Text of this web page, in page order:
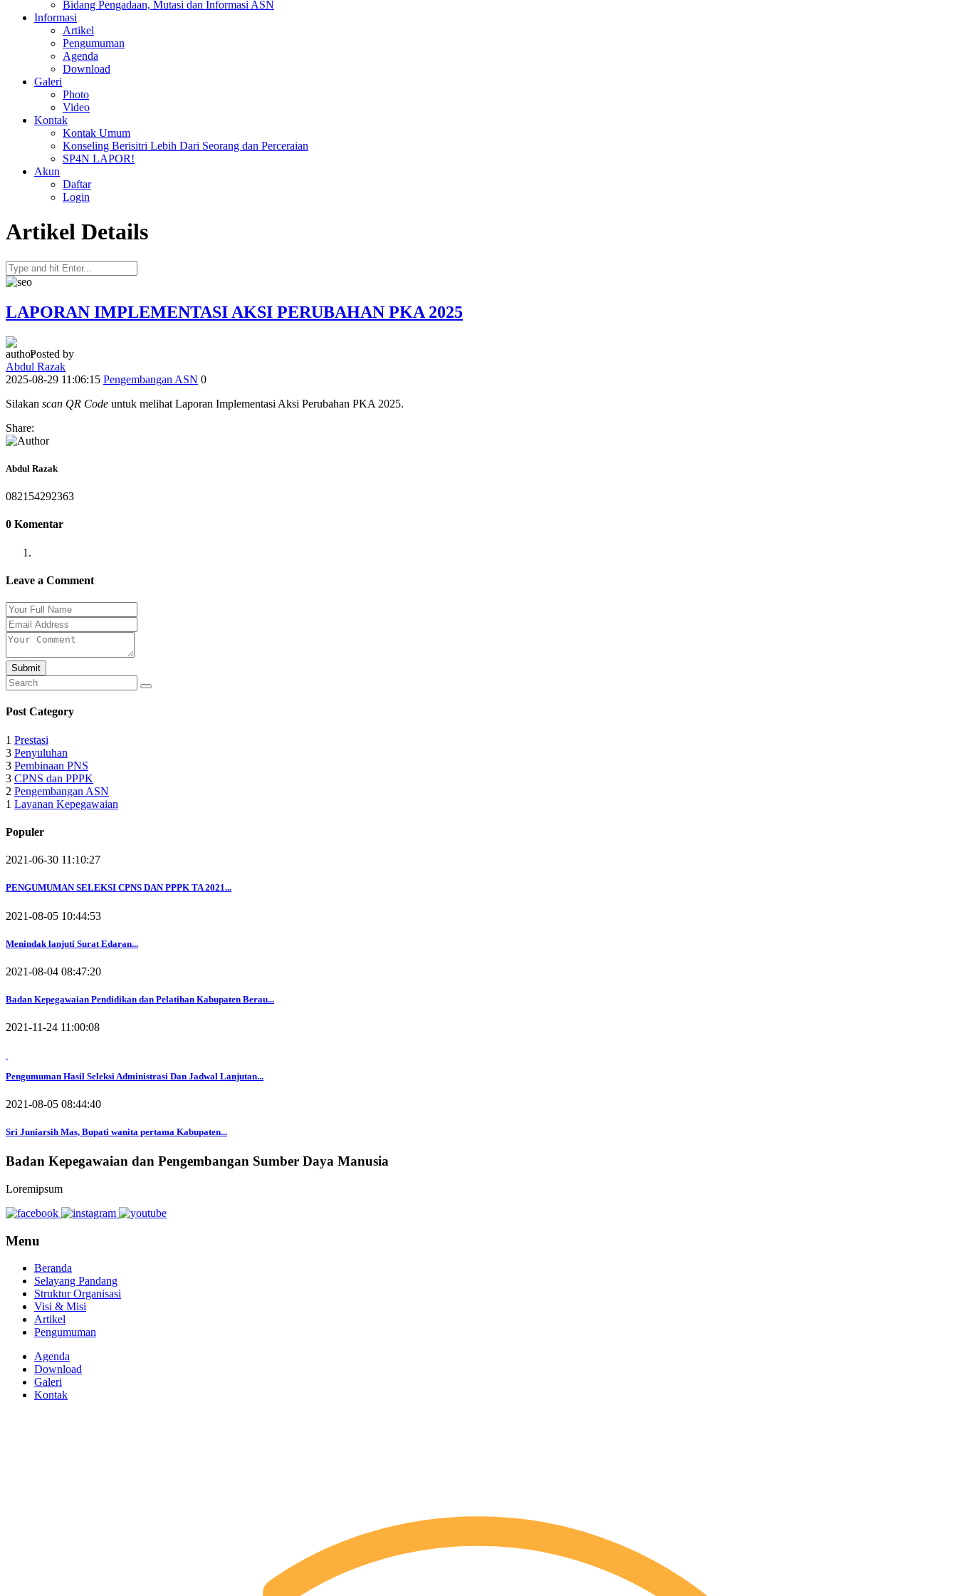
Bidang Pengadaan, Mutasi dan Informasi ASN
Informasi
Artikel
Pengumuman
Agenda
Download
Galeri
Photo
Video
Kontak
Kontak Umum
Konseling Berisitri Lebih Dari Seorang dan Perceraian
SP4N LAPOR!
Akun
Daftar
Login
Artikel Details
LAPORAN IMPLEMENTASI AKSI PERUBAHAN PKA 2025
Posted by
Abdul Razak
2025-08-29 11:06:15 Pengembangan ASN 0
Silakan scan QR Code untuk melihat Laporan Implementasi Aksi Perubahan PKA 2025.
Share:
Abdul Razak
082154292363
0 Komentar
Leave a Comment
Submit
Post Category
1 Prestasi
3 Penyuluhan
3 Pembinaan PNS
3 CPNS dan PPPK
2 Pengembangan ASN
1 Layanan Kepegawaian
Populer
2021-06-30 11:10:27
PENGUMUMAN SELEKSI CPNS DAN PPPK TA 2021...
2021-08-05 10:44:53
Menindak lanjuti Surat Edaran...
2021-08-04 08:47:20
Badan Kepegawaian Pendidikan dan Pelatihan Kabupaten Berau...
2021-11-24 11:00:08
Pengumuman Hasil Seleksi Administrasi Dan Jadwal Lanjutan...
2021-08-05 08:44:40
Sri Juniarsih Mas, Bupati wanita pertama Kabupaten...
Badan Kepegawaian dan Pengembangan Sumber Daya Manusia
Loremipsum
Menu
Beranda
Selayang Pandang
Struktur Organisasi
Visi & Misi
Artikel
Pengumuman
Agenda
Download
Galeri
Kontak